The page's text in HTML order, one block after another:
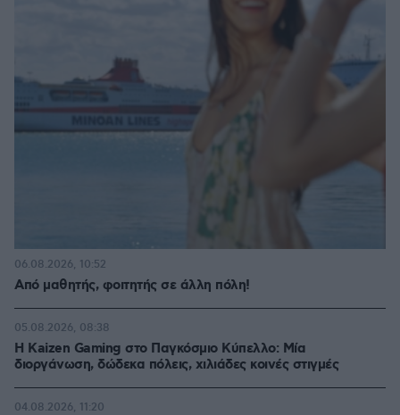
Από μαθητής, φοιτητής σε άλλη πόλη!
06.08.2026, 10:52
H Kaizen Gaming στο Παγκόσμιο Kύπελλο: Μία
διοργάνωση, δώδεκα πόλεις, χιλιάδες κοινές στιγμές
05.08.2026, 08:38
04.08.2026, 11:20